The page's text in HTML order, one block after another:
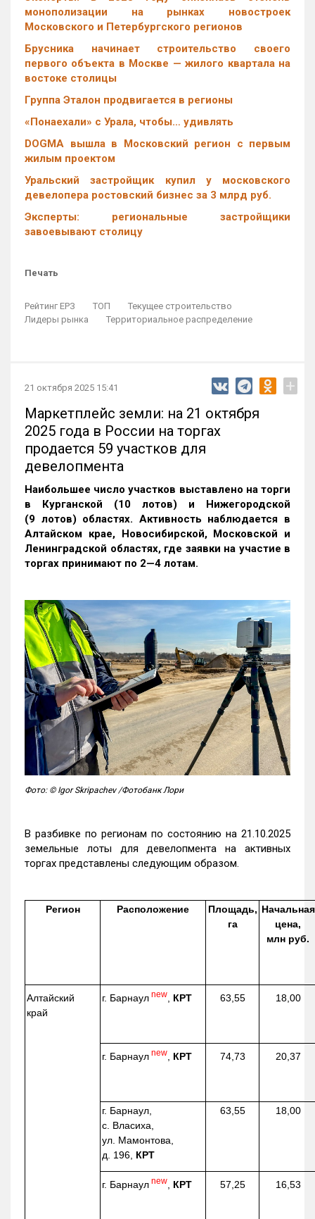
монополизации на рынках новостроек
Московского и Петербургского регионов
Брусника начинает строительство своего
первого объекта в Москве — жилого квартала на
востоке столицы
Группа Эталон продвигается в регионы
«Понаехали» с Урала, чтобы… удивлять
DOGMA вышла в Московский регион с первым
жилым проектом
Уральский застройщик купил у московского
девелопера ростовский бизнес за 3 млрд руб.
Эксперты: региональные застройщики
завоевывают столицу
Печать
Рейтинг ЕРЗ ТОП
Текущее строительство
Лидеры рынка
Территориальное распределение
21 октября 2025 15:41 +
Маркетплейс земли: на 21 октября
2025 года в России на торгах
продается 59 участков для
девелопмента
Наибольшее число участков выставлено на торги
в Курганской (10 лотов) и Нижегородской
(9 лотов) областях. Активность наблюдается в
Алтайском крае, Новосибирской, Московской и
Ленинградской областях, где заявки на участие в
торгах принимают по 2—4 лотам.
Фото: © Igor Skripachev /Фотобанк Лори
В разбивке по регионам по состоянию на 21.10.2025
земельные лоты для девелопмента на активных
торгах представлены следующим образом.
Регион Расположение
Площадь,
га
Начальная
цена,
млн руб.
Алтайский
край
г. Барнаул new КРТ 63,55 18,00
г. Барнаул new КРТ 74,73 20,37
г. Барнаул,
с. Власиха,
ул. Мамонтова,
д. 196, КРТ
63,55 18,00
г. Барнаул new КРТ 57,25 16,53